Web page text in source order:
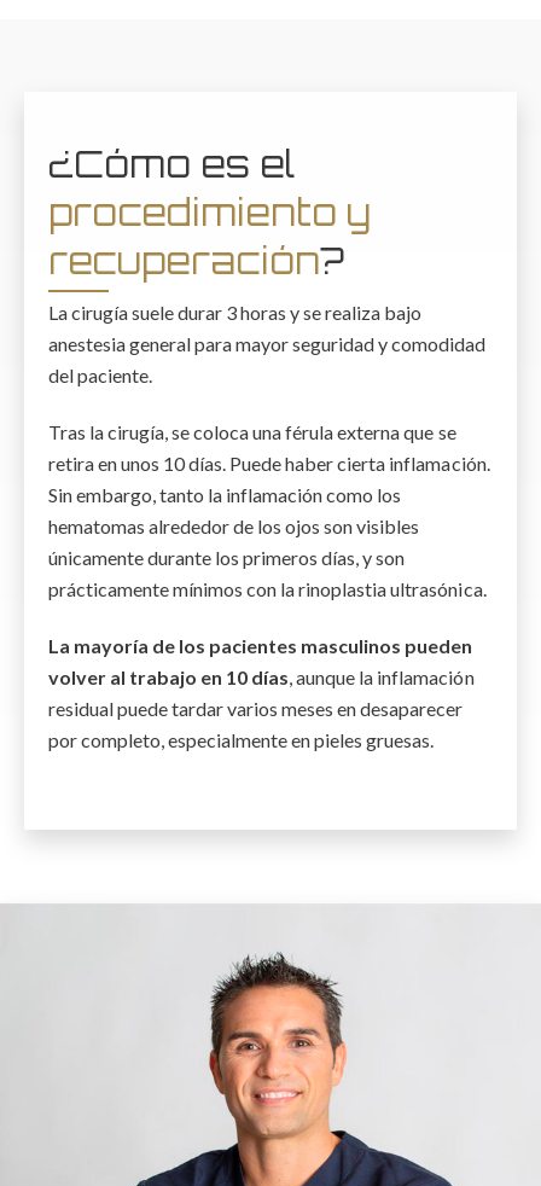
¿Cómo es el
procedimiento y
recuperación?
La cirugía suele durar 3 horas y se realiza bajo
anestesia general para mayor seguridad y comodidad
del paciente.
Tras la cirugía, se coloca una férula externa que se
retira en unos 10 días. Puede haber cierta inflamación.
Sin embargo, tanto la inflamación como los
hematomas alrededor de los ojos son visibles
únicamente durante los primeros días, y son
prácticamente mínimos con la rinoplastia ultrasónica.
La mayoría de los pacientes masculinos pueden
volver al trabajo en 10 días , aunque la inflamación
residual puede tardar varios meses en desaparecer
por completo, especialmente en pieles gruesas.